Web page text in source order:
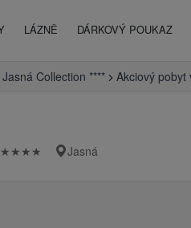
LÁZNĚ DÁRKOVÝ POUKAZ
Collection **** Akciový pobyt
★ ★ ★ ★ Jasná